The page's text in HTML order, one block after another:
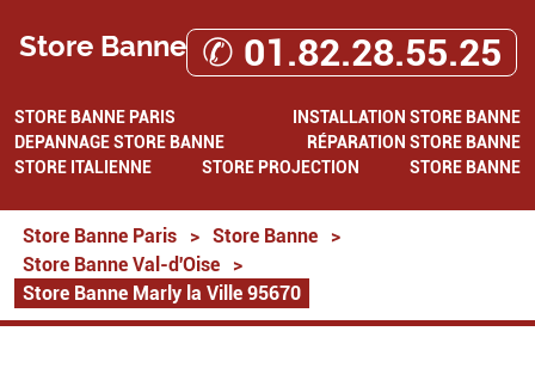
Store Banne ✆ 01.82.28.55.25
STORE BANNE PARIS
INSTALLATION STORE BANNE
DEPANNAGE STORE BANNE
RÉPARATION STORE BANNE
STORE ITALIENNE
STORE PROJECTION STORE BANNE
Store Banne Paris > Store Banne
>
Store Banne Val-d'Oise
>
Store Banne Marly la Ville 95670